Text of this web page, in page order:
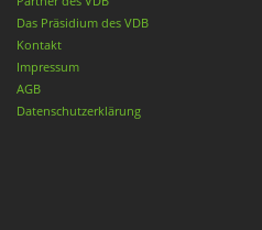
Das Präsidium des VDB
Kontakt
Impressum
AGB
Datenschutzerklärung